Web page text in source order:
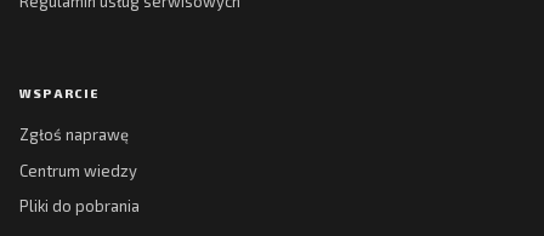
WSPARCIE
Zgłoś naprawę
Centrum wiedzy
Pliki do pobrania